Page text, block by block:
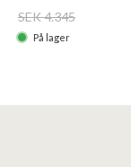
SEK 4.345
På lager